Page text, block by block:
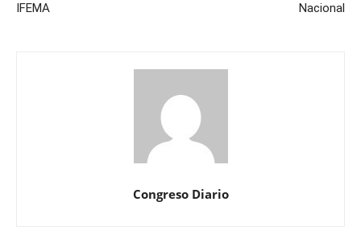
IFEMA
Nacional
Congreso Diario